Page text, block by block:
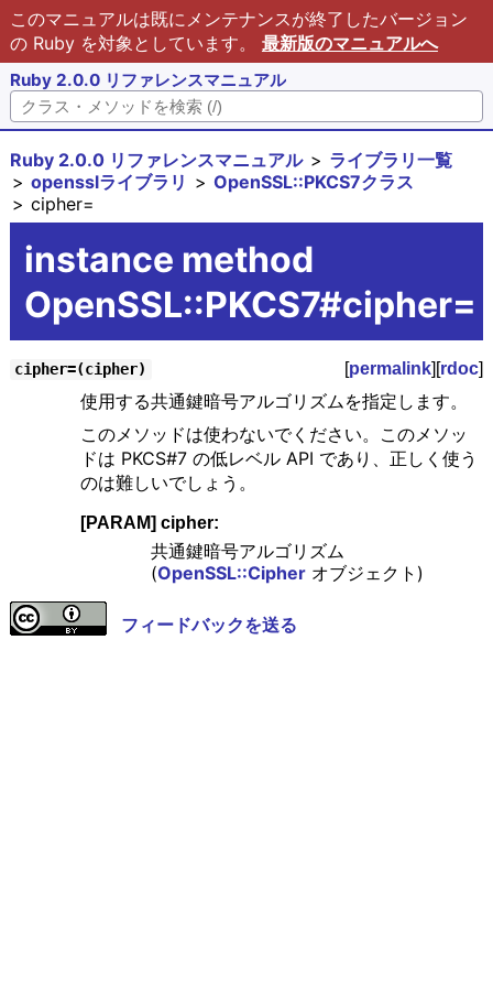
このマニュアルは既にメンテナンスが終了したバージョン
の Ruby を対象としています。 最新版のマニュアルへ
Ruby 2.0.0 リファレンスマニュアル
Ruby 2.0.0 リファレンスマニュアル
ライブラリ一覧
opensslライブラリ
OpenSSL::PKCS7クラス
cipher=
instance method
OpenSSL::PKCS7#cipher=
cipher=(cipher) [permalink][rdoc]
使用する共通鍵暗号アルゴリズムを指定します。
このメソッドは使わないでください。このメソッ
ドは PKCS#7 の低レベル API であり、正しく使う
のは難しいでしょう。
[PARAM] cipher:
共通鍵暗号アルゴリズム
(OpenSSL::Cipherオブジェクト)
フィードバックを送る